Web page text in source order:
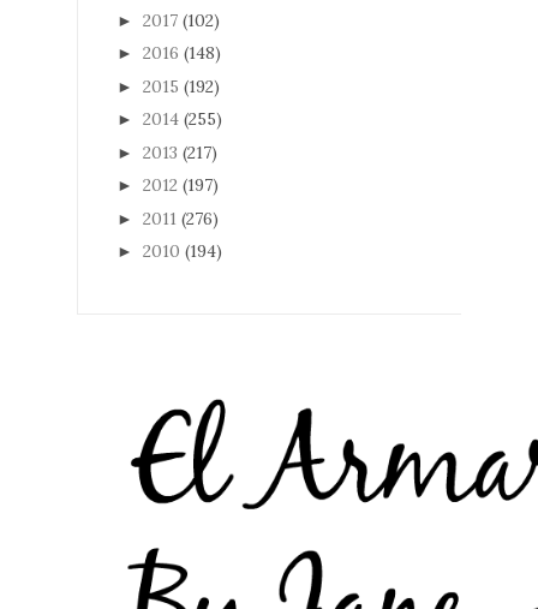
► 2017 (102)
► 2016 (148)
► 2015 (192)
► 2014 (255)
► 2013 (217)
► 2012 (197)
► 2011 (276)
► 2010 (194)